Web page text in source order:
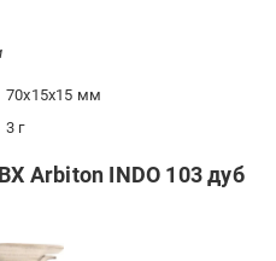
70x15x15 мм
3 г
Arbiton INDO 103 дуб